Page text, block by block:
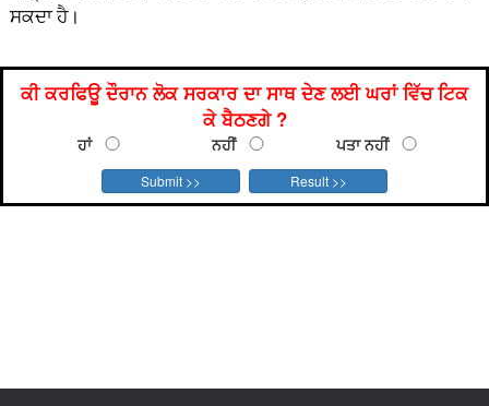
ਸਕਦਾ ਹੈ।
ਕੀ ਕਰਫਿਊ ਦੌਰਾਨ ਲੋਕ ਸਰਕਾਰ ਦਾ ਸਾਥ ਦੇਣ ਲਈ ਘਰਾਂ ਵਿੱਚ ਟਿਕ
ਕੇ ਬੈਠਣਗੇ ?
ਹਾਂ ਨਹੀਂ ਪਤਾ ਨਹੀਂ